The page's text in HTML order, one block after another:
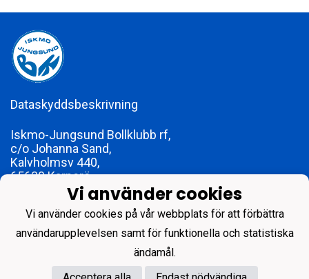
Dataskyddsbeskrivning
Iskmo-Jungsund Bollklubb rf,
c/o Johanna Sand,
Kalvholmsv 440,
65630 Karperö
foreningen@ijbk.fi
FO-nummer 1773979-2
Vi använder cookies
Vi använder cookies på vår webbplats för att förbättra
användarupplevelsen samt för funktionella och statistiska
ändamål.